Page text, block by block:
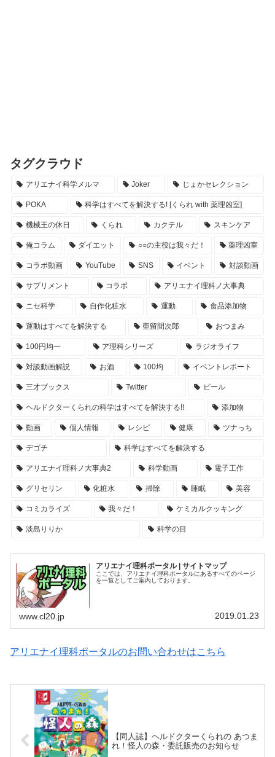
タグクラウド
アリエナイ科学メルマ Joker じょかセレクション
POKA 科学はすべてを解決する! [くられ with 薬理凶室]
機械王の休日 くられ カクテル スキンケア
俺コラム ダイエット ○○の主役は我々だ！ 薬理凶室
コラボ動画 YouTube SNS イベント 対談動画
サプリメント コラボ アリエナイ理科ノ大事典
ニセ科学 自作化粧水 運動 食品添加物
運動はすべてを解決する 亜留間次郎 おつまみ
100円均一 ア理科シリーズ ラジオライフ
対談動画解説 お酒 100均 イベントレポート
三才ブックス Twitter ビール
ヘルドクターくられの科学はすべてを解決する!! 添加物
動画 個人情報 レシピ 健康 ツナっち
デゴチ 科学はすべてを解決する
アリエナイ理科ノ大事典2 科学動画 電子工作
グリセリン 化粧水 掃除 睡眠 美容
コミカライズ 我々だ！ ケミカルクッキング
淡島りりか 科学の目
アリエナイ理科ポータル | サイトマップ
ここでは、アリエナイ理科ポータルにあるすべてのページ
を一覧としてご案内しております。
www.cl20.jp 2019.01.23
アリエナイ理科ポータルのお問い合わせはこちら
【同人誌】ヘルドクターくられの あつま
れ！怪人の森・委託販売のお知らせ